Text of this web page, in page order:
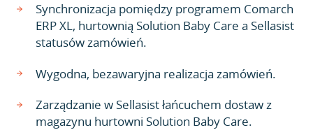
Synchronizacja pomiędzy programem Comarch
ERP XL, hurtownią Solution Baby Care a Sellasist
statusów zamówień.
Wygodna, bezawaryjna realizacja zamówień.
Zarządzanie w Sellasist łańcuchem dostaw z
magazynu hurtowni Solution Baby Care.